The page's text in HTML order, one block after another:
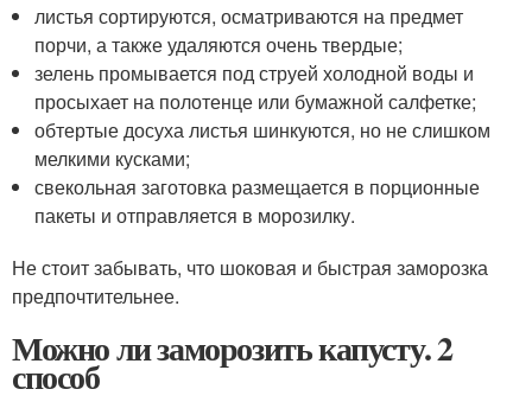
листья сортируются, осматриваются на предмет
порчи, а также удаляются очень твердые;
зелень промывается под струей холодной воды и
просыхает на полотенце или бумажной салфетке;
обтертые досуха листья шинкуются, но не слишком
мелкими кусками;
свекольная заготовка размещается в порционные
пакеты и отправляется в морозилку.
Не стоит забывать, что шоковая и быстрая заморозка
предпочтительнее.
Можно ли заморозить капусту. 2
способ